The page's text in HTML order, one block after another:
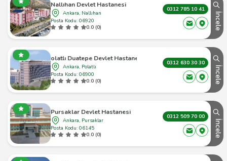
Nallıhan Devlet Hastanesi
Ankara, Nallıhan
Posta Kodu: 06920
0.0 (0)
0312 785 10 41
İncele
Polatlı Duatepe Devlet Hastanesi
Ankara, Polatlı
Posta Kodu: 06900
0.0 (0)
0312 630 30 30
İncele
Pursaklar Devlet Hastanesi
Ankara, Pursaklar
Posta Kodu: 06145
0.0 (0)
0312 509 70 00
İncele